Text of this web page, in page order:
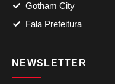
Gotham City
Fala Prefeitura
NEWSLETTER